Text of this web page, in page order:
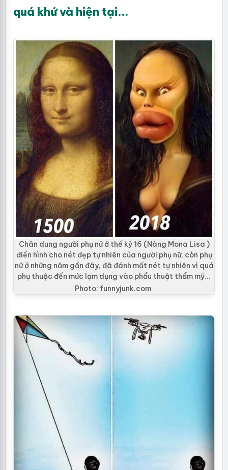
quá khứ và hiện tại...
Chân dung người phụ nữ ở thế kỷ 16 (Nàng Mona Lisa )
điển hình cho nét đẹp tự nhiên của người phụ nữ, còn phụ
nữ ở những năm gần đây, đã đánh mất nét tự nhiên vì quá
phụ thuộc đến mức lạm dụng vào phẩu thuật thẩm mỹ...
Photo: funnyjunk.com